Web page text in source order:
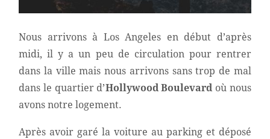
Nous arrivons à Los Angeles en début d’après
midi, il y a un peu de circulation pour rentrer
dans la ville mais nous arrivons sans trop de mal
dans le quartier d’Hollywood Boulevard où nous
avons notre logement.
Après avoir garé la voiture au parking et déposé